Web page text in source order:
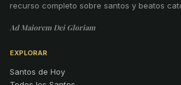
recurso completo sobre santos y beatos
Ad Maiorem Dei Gloriam
EXPLORAR
Santos de Hoy